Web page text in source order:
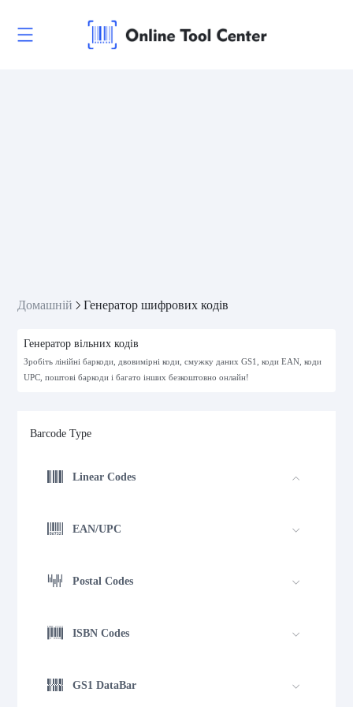
Домашній Генератор шифрових кодів
Генератор вільних кодів
Зробіть лінійні баркоди, двовимірні коди, смужку даних GS1, коди EAN, коди
UPC, поштові баркоди і багато інших безкоштовно онлайн!
Barcode Type
Linear Codes
EAN/UPC
Postal Codes
ISBN Codes
GS1 DataBar